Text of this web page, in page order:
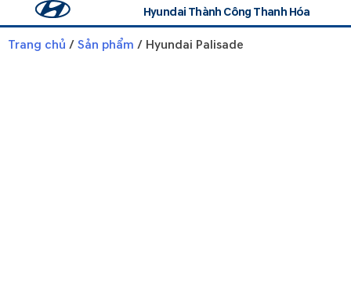
Hyundai Thành Công Thanh Hóa
Trang chủ / Sản phẩm / Hyundai Palisade